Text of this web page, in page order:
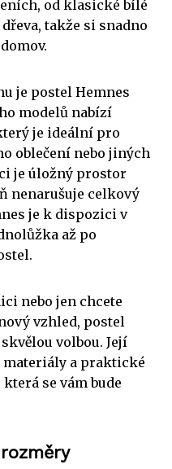
od klasické bílé
takže si snadno
je postel Hemnes
modelů nabízí
je ideální pro
oblečení nebo jiných
je úložný prostor
nenarušuje celkový
je k dispozici v
až po
nebo jen chcete
vzhled, postel
volbou. Její
a praktické
se vám bude